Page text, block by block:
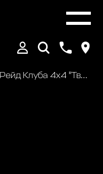
Рейд Клуба 4х4 "Тверская Карелия"